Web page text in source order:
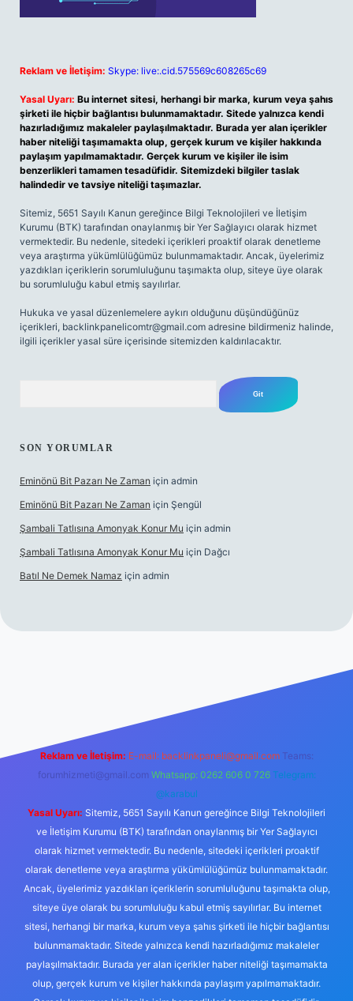
Reklam ve İletişim: Skype: live:.cid.575569c608265c69
Yasal Uyarı: Bu internet sitesi, herhangi bir marka, kurum veya şahıs
şirketi ile hiçbir bağlantısı bulunmamaktadır. Sitede yalnızca kendi
hazırladığımız makaleler paylaşılmaktadır. Burada yer alan içerikler
haber niteliği taşımamakta olup, gerçek kurum ve kişiler hakkında
paylaşım yapılmamaktadır. Gerçek kurum ve kişiler ile isim
benzerlikleri tamamen tesadüfidir. Sitemizdeki bilgiler taslak
halindedir ve tavsiye niteliği taşımazlar.
Sitemiz, 5651 Sayılı Kanun gereğince Bilgi Teknolojileri ve İletişim
Kurumu (BTK) tarafından onaylanmış bir Yer Sağlayıcı olarak hizmet
vermektedir. Bu nedenle, sitedeki içerikleri proaktif olarak denetleme
veya araştırma yükümlülüğümüz bulunmamaktadır. Ancak, üyelerimiz
yazdıkları içeriklerin sorumluluğunu taşımakta olup, siteye üye olarak
bu sorumluluğu kabul etmiş sayılırlar.
Hukuka ve yasal düzenlemelere aykırı olduğunu düşündüğünüz
içerikleri, backlinkpanelicomtr@gmail.com adresine bildirmeniz halinde,
ilgili içerikler yasal süre içerisinde sitemizden kaldırılacaktır.
SON YORUMLAR
Eminönü Bit Pazarı Ne Zaman için admin
Eminönü Bit Pazarı Ne Zaman için Şengül
Şambali Tatlısına Amonyak Konur Mu için admin
Şambali Tatlısına Amonyak Konur Mu için Dağcı
Batıl Ne Demek Namaz için admin
Reklam ve İletişim: E-mail: backlinkpaneli@gmail.com Teams:
forumhizmeti@gmail.com Whatsapp: 0262 606 0 726 Telegram:
@karabul
Yasal Uyarı: Sitemiz, 5651 Sayılı Kanun gereğince Bilgi Teknolojileri
ve İletişim Kurumu (BTK) tarafından onaylanmış bir Yer Sağlayıcı
olarak hizmet vermektedir. Bu nedenle, sitedeki içerikleri proaktif
olarak denetleme veya araştırma yükümlülüğümüz bulunmamaktadır.
Ancak, üyelerimiz yazdıkları içeriklerin sorumluluğunu taşımakta olup,
siteye üye olarak bu sorumluluğu kabul etmiş sayılırlar. Bu internet
sitesi, herhangi bir marka, kurum veya şahıs şirketi ile hiçbir bağlantısı
bulunmamaktadır. Sitede yalnızca kendi hazırladığımız makaleler
paylaşılmaktadır. Burada yer alan içerikler haber niteliği taşımamakta
olup, gerçek kurum ve kişiler hakkında paylaşım yapılmamaktadır.